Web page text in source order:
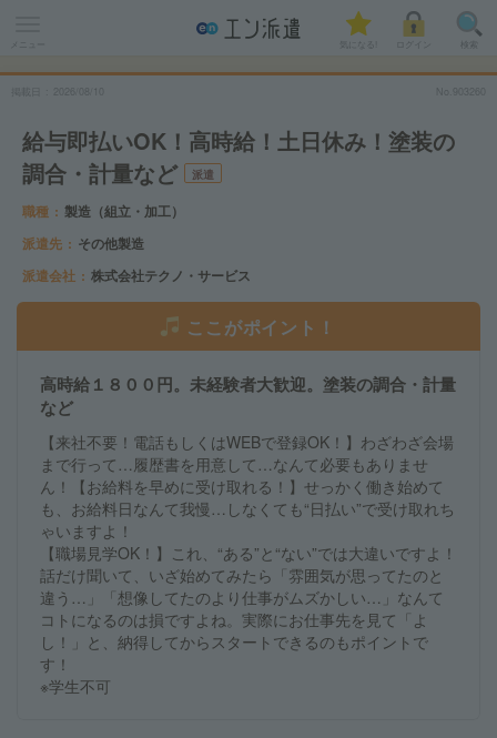
メニュー 気になる! 検索
10
給与即払いOK！高時給！土日休み！塗装の
調合・計量など
派遣
職種
製造（組立・加工）
派遣先
その他製造
派遣会社
株式会社テクノ・サービス
ここがポイント！
高時給１８００円。未経験者大歓迎。塗装の調合・計量
など
【来社不要！電話もしくはWEBで登録OK！】わざわざ会場
まで行って…履歴書を用意して…なんて必要もありませ
ん！【お給料を早めに受け取れる！】せっかく働き始めて
も、お給料日なんて我慢…しなくても“日払い”で受け取れち
ゃいますよ！
【職場見学OK！】これ、“ある”と“ない”では大違いですよ！
話だけ聞いて、いざ始めてみたら「雰囲気が思ってたのと
違う…」「想像してたのより仕事がムズかしい…」なんて
コトになるのは損ですよね。実際にお仕事先を見て「よ
し！」と、納得してからスタートできるのもポイントで
す！
※学生不可